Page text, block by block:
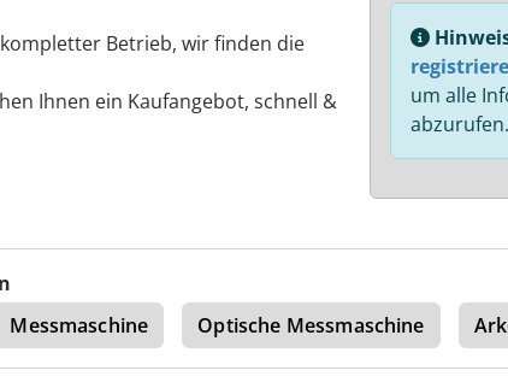
Betrieb, wir finden die
Ihnen ein Kaufangebot, schnell &
um alle
abzurufen.
Messmaschine Optische Messmaschine